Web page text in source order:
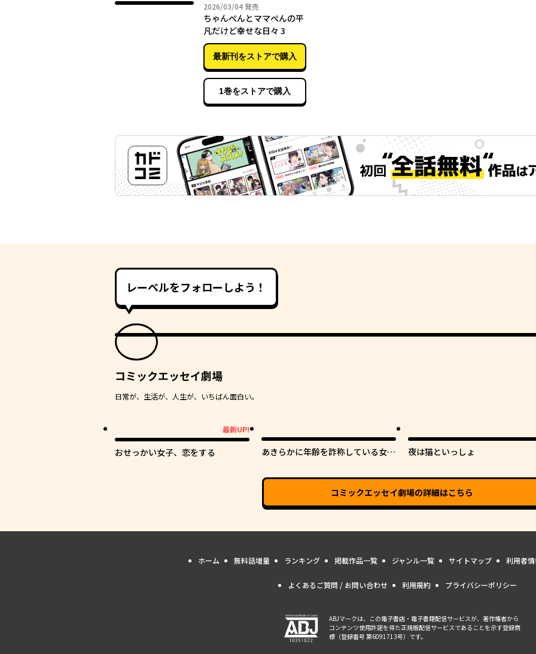
2026/03/042026年03月04日
発売
ちゃんぺんとママぺんの平
凡だけど幸せな日々 3
最新刊をストアで購入
1巻をストアで購入
レーベルをフォローしよう！
コミックエッセイ劇場
日常が、生活が、人生が、いちばん面白い。
最新UP!
おせっかい女子、恋をする
あきらかに年齢を詐称している女子
夜は猫といっしょ
コミックエッセイ劇場の詳細はこちら
ホーム 無料話増量 ランキング 掲載作品一覧 ジャンル一覧 サイトマップ 利用者
よくあるご質問 / お問い合わせ 利用規約 プライバシーポリシー
ABJマークは、この電子書店・電子書籍配信サービスが、著作権者から
コンテンツ使用許諾を得た正規版配信サービスであることを示す登録商
標（登録番号 第6091713号）です。